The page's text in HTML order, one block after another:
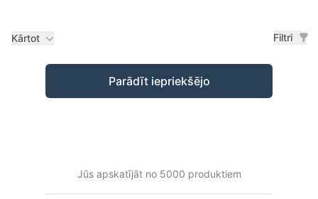
Kārtot Filtri
Preces
Parādīt iepriekšējo
Jūs apskatījāt no 5000 produktiem